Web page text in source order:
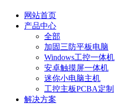
网站首页
产品中心
全部
加固三防平板电脑
Windows工控一体机
安卓触摸屏一体机
迷你小电脑主机
工控主板PCBA定制
解决方案